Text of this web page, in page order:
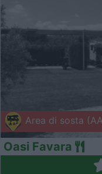
Area di sosta
Oasi Favara